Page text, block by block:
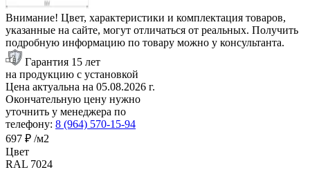
Внимание! Цвет, характеристики и комплектация товаров,
указанные на сайте, могут отличаться от реальных. Получить
подробную информацию по товару можно у консультанта.
Гарантия 15 лет
на продукцию с установкой
Цена актуальна на 05.08.2026 г.
Окончательную цену нужно
уточнить у менеджера по
телефону: 8 (964) 570-15-94
697 ₽ /м2
Цвет
RAL 7024